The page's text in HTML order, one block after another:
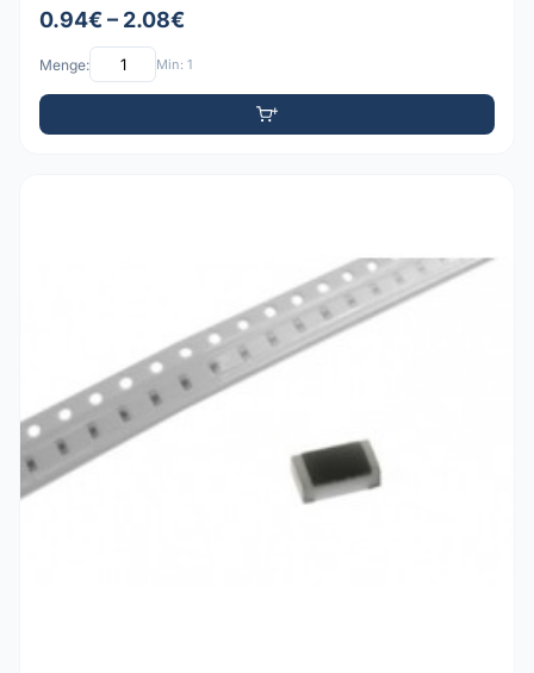
0.94€ – 2.08€
Menge: Min: 1